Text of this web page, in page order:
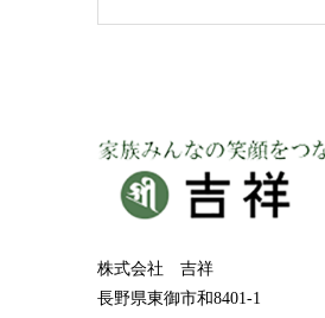
株式会社 吉祥
長野県東御市和8401-1